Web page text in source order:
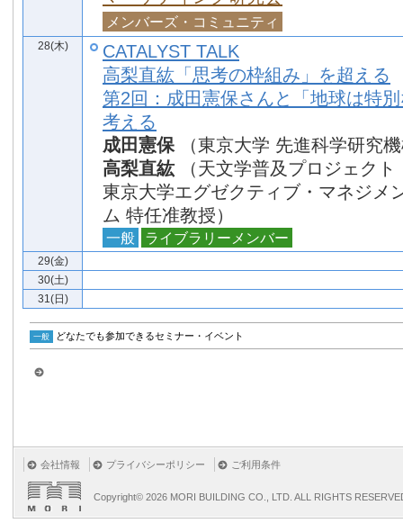
メンバーズ・コミュニティ
28(木)
CATALYST TALK
高梨直紘「思考の枠組み」を超える
第2回：成田憲保さんと「地球は特
考える
成田憲保 （東京大学 先進科学研究
高梨直紘（天文学普及プロジェクト
東京大学エグゼクティブ・マネジメ
ム 特任准教授）
一般 ライブラリーメンバー
29(金)
30(土)
31(日)
一般 どなたでも参加できるセミナー・イベント
会社情報 プライバシーポリシー ご利用条件
Copyright© 2026 MORI BUILDING CO., LTD. ALL RIGHTS